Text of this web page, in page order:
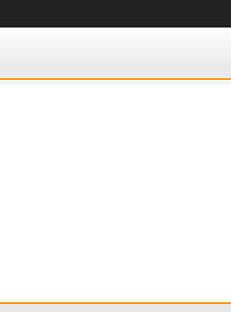
桃園市政府民政局-大宗戶籍謄本作業 各